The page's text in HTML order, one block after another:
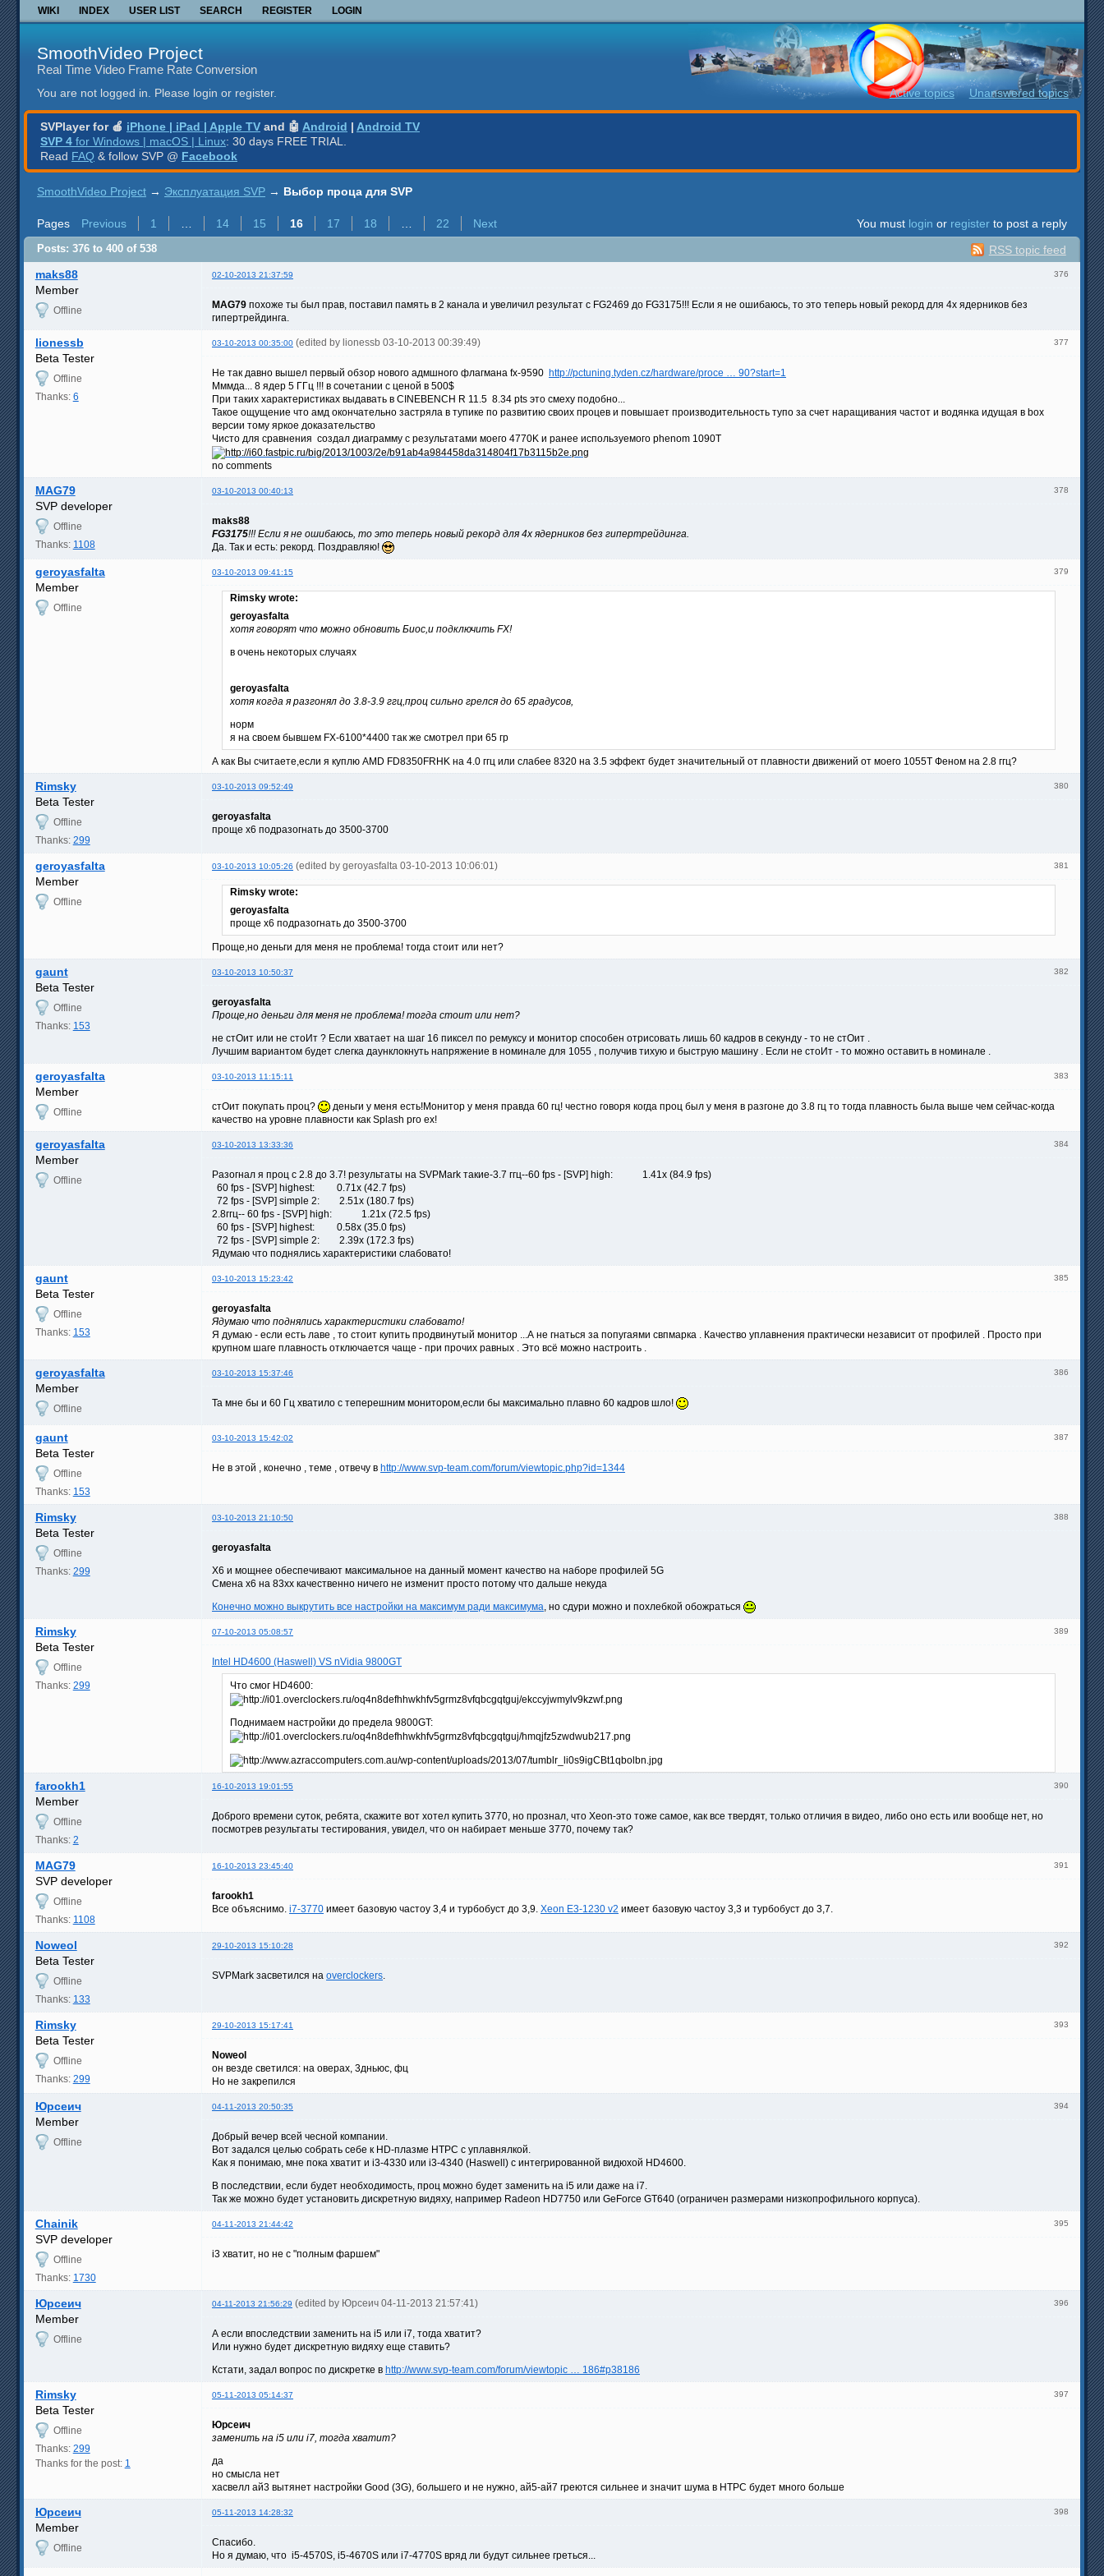
WIKI INDEX USER LIST SEARCH REGISTER LOGIN
SmoothVideo Project
Real Time Video Frame Rate Conversion
You are not logged in. Please login or register. Active topics Unanswered topics
SVPlayer for 🍎 iPhone | iPad | Apple TV and 🤖 Android | Android TV
SVP 4 for Windows | macOS | Linux: 30 days FREE TRIAL.
Read FAQ & follow SVP @ Facebook
SmoothVideo Project → Эксплуатация SVP → Выбор проца для SVP
Pages Previous 1 14 15 16 17 18 22 Next You must login or register to post a reply
RSS topic feed
Posts: 376 to 400 of 538
376
maks88 02-10-2013 21:37:59
Member
Offline MAG79 похоже ты был прав, поставил память в 2 канала и увеличил результат с FG2469 до FG3175!!! Если я не ошибаюсь, то это теперь новый рекорд для 4х ядерников без
гипертрейдинга.
377
lionessb 03-10-2013 00:35:00 (edited by lionessb 03-10-2013 00:39:49)
Beta Tester
Offline
Thanks: 6
Не так давно вышел первый обзор нового адмшного флагмана fx-9590 http://pctuning.tyden.cz/hardware/proce … 90?start=1
Мммда... 8 ядер 5 ГГц !!! в сочетании с ценой в 500$
При таких характеристиках выдавать в CINEBENCH R 11.5 8.34 pts это смеху подобно...
Такое ощущение что амд окончательно застряла в тупике по развитию своих процев и повышает производительность тупо за счет наращивания частот и водянка идущая в box
версии тому яркое доказательство
Чисто для сравнения создал диаграмму с результатами моего 4770K и ранее используемого phenom 1090T
no comments
378
MAG79 03-10-2013 00:40:13
SVP developer
Offline
Thanks: 1108
maks88
FG3175!!! Если я не ошибаюсь, то это теперь новый рекорд для 4х ядерников без гипертрейдинга.
Да. Так и есть: рекорд. Поздравляю!
379
geroyasfalta 03-10-2013 09:41:15
Member
Offline
Rimsky wrote:
geroyasfalta
хотя говорят что можно обновить Биос,и подключить FX!
в очень некоторых случаях
geroyasfalta
хотя когда я разгонял до 3.8-3.9 ггц,проц сильно грелся до 65 градусов,
норм
я на своем бывшем FX-6100*4400 так же смотрел при 65 гр
А как Вы считаете,если я куплю AMD FD8350FRHK на 4.0 ггц или слабее 8320 на 3.5 эффект будет значительный от плавности движений от моего 1055Т Феном на 2.8 ггц?
380
Rimsky 03-10-2013 09:52:49
Beta Tester
Offline
Thanks: 299
geroyasfalta
проще х6 подразогнать до 3500-3700
381
geroyasfalta 03-10-2013 10:05:26 (edited by geroyasfalta 03-10-2013 10:06:01)
Member
Offline
Rimsky wrote:
geroyasfalta
проще х6 подразогнать до 3500-3700
Проще,но деньги для меня не проблема! тогда стоит или нет?
382
gaunt 03-10-2013 10:50:37
Beta Tester
Offline
Thanks: 153
geroyasfalta
Проще,но деньги для меня не проблема! тогда стоит или нет?
не стОит или не стоИт ? Если хватает на шаг 16 пиксел по ремуксу и монитор способен отрисовать лишь 60 кадров в секунду - то не стОит .
Лучшим вариантом будет слегка даунклокнуть напряжение в номинале для 1055 , получив тихую и быструю машину . Если не стоИт - то можно оставить в номинале .
383
geroyasfalta 03-10-2013 11:15:11
Member
Offline стОит покупать проц?
деньги у меня есть!Монитор у меня правда 60 гц! честно говоря когда проц был у меня в разгоне до 3.8 гц то тогда плавность была выше чем сейчас-когда
качество на уровне плавности как Splash pro ex!
384
geroyasfalta 03-10-2013 13:33:36
Member
Offline
Разогнал я проц с 2.8 до 3.7! результаты на SVPMark такие-3.7 ггц--60 fps - [SVP] high: 1.41x (84.9 fps)
60 fps - [SVP] highest: 0.71x (42.7 fps)
72 fps - [SVP] simple 2: 2.51x (180.7 fps)
2.8ггц-- 60 fps - [SVP] high: 1.21x (72.5 fps)
60 fps - [SVP] highest: 0.58x (35.0 fps)
72 fps - [SVP] simple 2: 2.39x (172.3 fps)
Ядумаю что поднялись характеристики слабовато!
385
gaunt 03-10-2013 15:23:42
Beta Tester
Offline
Thanks: 153
geroyasfalta
Ядумаю что поднялись характеристики слабовато!
Я думаю - если есть лаве , то стоит купить продвинутый монитор ...А не гнаться за попугаями свпмарка . Качество уплавнения практически независит от профилей . Просто при
крупном шаге плавность отключается чаще - при прочих равных . Это всё можно настроить .
386
geroyasfalta 03-10-2013 15:37:46
Member
Offline Та мне бы и 60 Гц хватило с теперешним монитором,если бы максимально плавно 60 кадров шло!
387
gaunt 03-10-2013 15:42:02
Beta Tester
Offline
Thanks: 153
Не в этой , конечно , теме , отвечу в http://www.svp-team.com/forum/viewtopic.php?id=1344
388
Rimsky 03-10-2013 21:10:50
Beta Tester
Offline
Thanks: 299
geroyasfalta
Х6 и мощнее обеспечивают максимальное на данный момент качество на наборе профилей 5G
Смена х6 на 83хх качественно ничего не изменит просто потому что дальше некуда
Конечно можно выкрутить все настройки на максимум ради максимума, но сдури можно и похлебкой обожраться
389
Rimsky 07-10-2013 05:08:57
Beta Tester
Offline
Thanks: 299
Intel HD4600 (Haswell) VS nVidia 9800GT
Что смог HD4600:
Поднимаем настройки до предела 9800GT:
390
farookh1 16-10-2013 19:01:55
Member
Offline
Thanks: 2
Доброго времени суток, ребята, скажите вот хотел купить 3770, но прознал, что Xeon-это тоже самое, как все твердят, только отличия в видео, либо оно есть или вообще нет, но
посмотрев результаты тестирования, увидел, что он набирает меньше 3770, почему так?
391
MAG79 16-10-2013 23:45:40
SVP developer
Offline
Thanks: 1108
farookh1
Все объяснимо. i7-3770 имеет базовую частоу 3,4 и турбобуст до 3,9. Xeon E3-1230 v2 имеет базовую частоу 3,3 и турбобуст до 3,7.
392
Noweol 29-10-2013 15:10:28
Beta Tester
Offline
Thanks: 133
SVPMark засветился на overclockers.
393
Rimsky 29-10-2013 15:17:41
Beta Tester
Offline
Thanks: 299
Noweol
он везде светился: на оверах, 3дньюс, фц
Но не закрепился
394
Юрсеич 04-11-2013 20:50:35
Member
Offline
Добрый вечер всей чесной компании.
Вот задался целью собрать себе к HD-плазме HTPC с уплавнялкой.
Как я понимаю, мне пока хватит и i3-4330 или i3-4340 (Haswell) с интегрированной видюхой HD4600.
В последствии, если будет необходимость, проц можно будет заменить на i5 или даже на i7.
Так же можно будет установить дискретную видяху, например Radeon HD7750 или GeForce GT640 (ограничен размерами низкопрофильного корпуса).
395
Chainik 04-11-2013 21:44:42
SVP developer
Offline
Thanks: 1730
i3 хватит, но не с "полным фаршем"
396
Юрсеич 04-11-2013 21:56:29 (edited by Юрсеич 04-11-2013 21:57:41)
Member
Offline
А если впоследствии заменить на i5 или i7, тогда хватит?
Или нужно будет дискретную видяху еще ставить?
Кстати, задал вопрос по дискретке в http://www.svp-team.com/forum/viewtopic … 186#p38186
397
Rimsky 05-11-2013 05:14:37
Beta Tester
Offline
Thanks: 299
Thanks for the post: 1
Юрсеич
заменить на i5 или i7, тогда хватит?
да
но смысла нет
хасвелл ай3 вытянет настройки Good (3G), большего и не нужно, ай5-ай7 греются сильнее и значит шума в HTPC будет много больше
398
Юрсеич 05-11-2013 14:28:32
Member
Offline
Спасибо.
Но я думаю, что i5-4570S, i5-4670S или i7-4770S вряд ли будут сильнее греться...